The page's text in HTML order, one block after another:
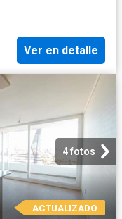
Ver en detalle
4 fotos
ACTUALIZADO